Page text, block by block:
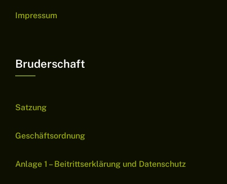
Impressum
Bruderschaft
Satzung
Geschäftsordnung
Anlage 1 – Beitrittserklärung und Datenschutz